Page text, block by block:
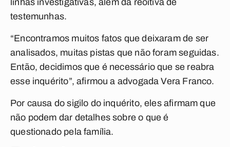
linhas investigativas, além da reoitiva de
testemunhas.
“Encontramos muitos fatos que deixaram de ser
analisados, muitas pistas que não foram seguidas.
Então, decidimos que é necessário que se reabra
esse inquérito”, afirmou a advogada Vera Franco.
Por causa do sigilo do inquérito, eles afirmam que
não podem dar detalhes sobre o que é
questionado pela família.